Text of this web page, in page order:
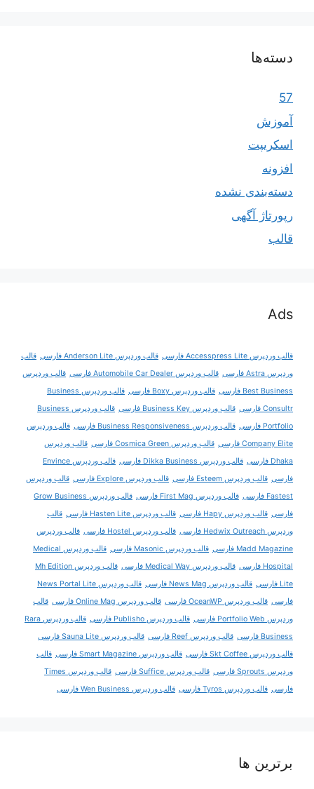
دسته‌ها
57
آموزش
اسکریپت
افزونه
دسته‌بندی نشده
رپورتاژ آگهی
قالب
Ads
قالب وردپرس Accesspress Lite فارسی قالب وردپرس Anderson Lite فارسی
قالب
وردپرس Astra فارسی
قالب وردپرس Automobile Car Dealer فارسی
قالب وردپرس
Best Business فارسی
قالب وردپرس Boxy فارسی
قالب وردپرس Business
Consultr فارسی
قالب وردپرس Business Key فارسی
قالب وردپرس Business
Portfolio فارسی
قالب وردپرس Business Responsiveness فارسی
قالب وردپرس
Company Elite فارسی
قالب وردپرس Cosmica Green فارسی
قالب وردپرس
Dhaka فارسی
قالب وردپرس Dikka Business فارسی
قالب وردپرس Envince
فارسی قالب وردپرس Esteem فارسی قالب وردپرس Explore فارسی
قالب وردپرس
Fastest فارسی
قالب وردپرس First Mag فارسی
قالب وردپرس Grow Business
فارسی قالب وردپرس Hapy فارسی قالب وردپرس Hasten Lite فارسی
قالب
وردپرس Hedwix Outreach فارسی
قالب وردپرس Hostel فارسی
قالب وردپرس
Madd Magazine فارسی
قالب وردپرس Masonic فارسی
قالب وردپرس Medical
Hospital فارسی
قالب وردپرس Medical Way فارسی
قالب وردپرس Mh Edition
Lite فارسی
قالب وردپرس News Mag فارسی
قالب وردپرس News Portal Lite
فارسی قالب وردپرس OceanWP فارسی قالب وردپرس Online Mag فارسی
قالب
وردپرس Portfolio Web فارسی
قالب وردپرس Publisho فارسی
قالب وردپرس Rara
Business فارسی
قالب وردپرس Reef فارسی
قالب وردپرس Sauna Lite فارسی
قالب وردپرس Skt Coffee فارسی
قالب وردپرس Smart Magazine فارسی
قالب
وردپرس Sprouts فارسی
قالب وردپرس Suffice فارسی
قالب وردپرس Times
فارسی قالب وردپرس Tyros فارسی قالب وردپرس Wen Business فارسی
برترین ها